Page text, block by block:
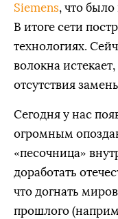
Siemens, что
В итоге сети
технологиях.
волокна
отсутствия
Сегодня у нас
огромным
«песочница»
доработать
что догнать
прошлого